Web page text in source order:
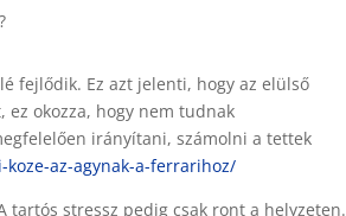
fejlődik. Ez azt jelenti, hogy az elülső
okozza, hogy nem tudnak
irányítani, számolni a tettek
az-agynak-a-ferrarihoz/
tartós stressz pedig csak ront a helyzeten.